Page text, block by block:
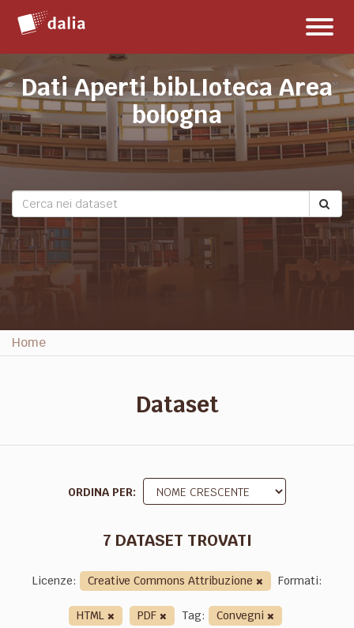
contenuto
Dati Aperti bibLIoteca Area
bologna
Home
Dataset
ORDINA PER
7 DATASET TROVATI
Licenze: Creative Commons Attribuzione
Formati:
HTML
PDF Tag: Convegni